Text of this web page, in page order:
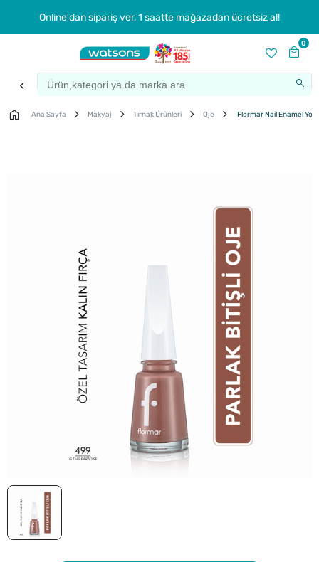
Online'dan sipariş ver, 1 saatte mağazadan ücretsiz al!
0
Ana Sayfa Makyaj Tırnak Ürünleri Oje Flormar Nail Enamel